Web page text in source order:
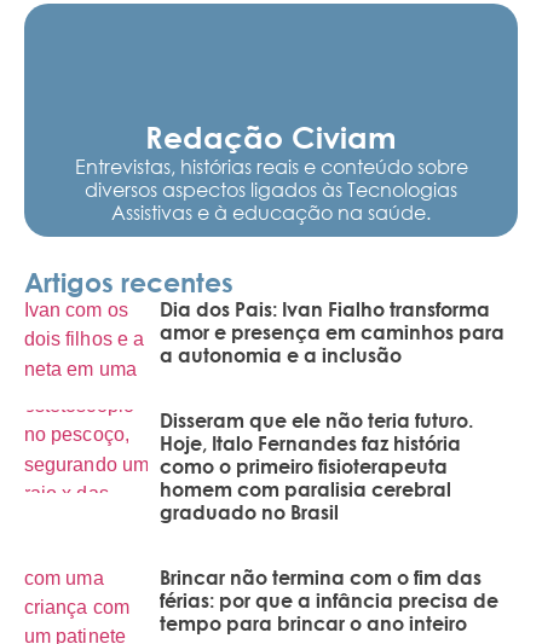
Redação Civiam
Entrevistas, histórias reais e conteúdo sobre
diversos aspectos ligados às Tecnologias
Assistivas e à educação na saúde.
Artigos recentes
Dia dos Pais: Ivan Fialho transforma
amor e presença em caminhos para
a autonomia e a inclusão
Disseram que ele não teria futuro.
Hoje, Italo Fernandes faz história
como o primeiro fisioterapeuta
homem com paralisia cerebral
graduado no Brasil
Brincar não termina com o fim das
férias: por que a infância precisa de
tempo para brincar o ano inteiro